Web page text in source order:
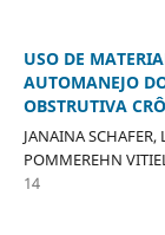
USO DE
AUTOMANEJO
OBSTRUTIVA
JANAINA SCHAFER,
POMMEREHN
14